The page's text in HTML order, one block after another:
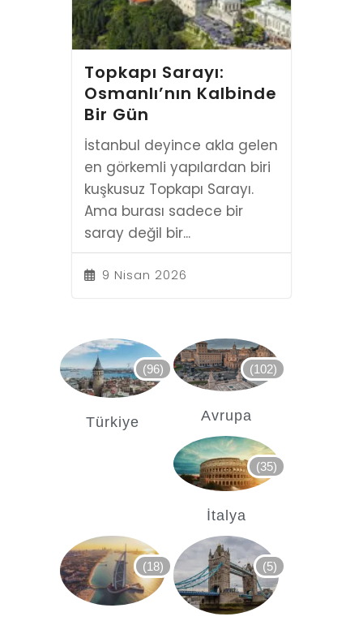
Topkapı Sarayı:
Osmanlı’nın Kalbinde
Bir Gün
9 Nisan 2026
İstanbul deyince akla gelen
en görkemli yapılardan biri
kuşkusuz Topkapı Sarayı.
Ama burası sadece bir
saray değil bir...
(96)
Türkiye
(102)
Avrupa
(35)
İtalya
(18) (5)